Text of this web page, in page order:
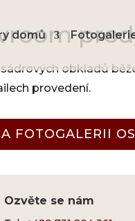
domů
obkladů
provedení.
FOTOGALERII
Ozvěte se nám